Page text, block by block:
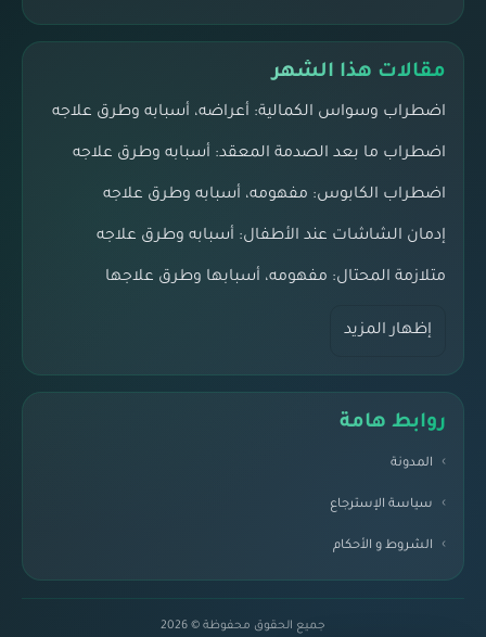
مقالات هذا الشهر
اضطراب وسواس الكمالية: أعراضه، أسبابه وطرق علاجه
اضطراب ما بعد الصدمة المعقد: أسبابه وطرق علاجه
اضطراب الكابوس: مفهومه، أسبابه وطرق علاجه
إدمان الشاشات عند الأطفال: أسبابه وطرق علاجه
متلازمة المحتال: مفهومه، أسبابها وطرق علاجها
إظهار المزيد
روابط هامة
المدونة
سياسة الإسترجاع
الشروط و الأحكام
جميع الحقوق محفوظة © 2026